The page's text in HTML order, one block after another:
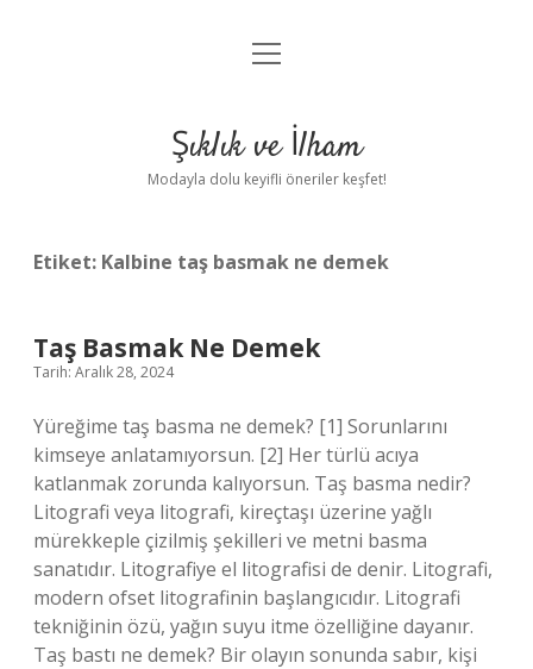
Anasayfa
Yasal Uyarı
menüyü
Şıklık ve İlham
Modayla dolu keyifli öneriler keşfet!
Etiket: Kalbine taş basmak ne demek
Taş Basmak Ne Demek
Tarih: Aralık 28, 2024
Yüreğime taş basma ne demek? [1] Sorunlarını
kimseye anlatamıyorsun. [2] Her türlü acıya
katlanmak zorunda kalıyorsun. Taş basma nedir?
Litografi veya litografi, kireçtaşı üzerine yağlı
mürekkeple çizilmiş şekilleri ve metni basma
sanatıdır. Litografiye el litografisi de denir. Litografi,
modern ofset litografinin başlangıcıdır. Litografi
tekniğinin özü, yağın suyu itme özelliğine dayanır.
Taş bastı ne demek? Bir olayın sonunda sabır, kişi